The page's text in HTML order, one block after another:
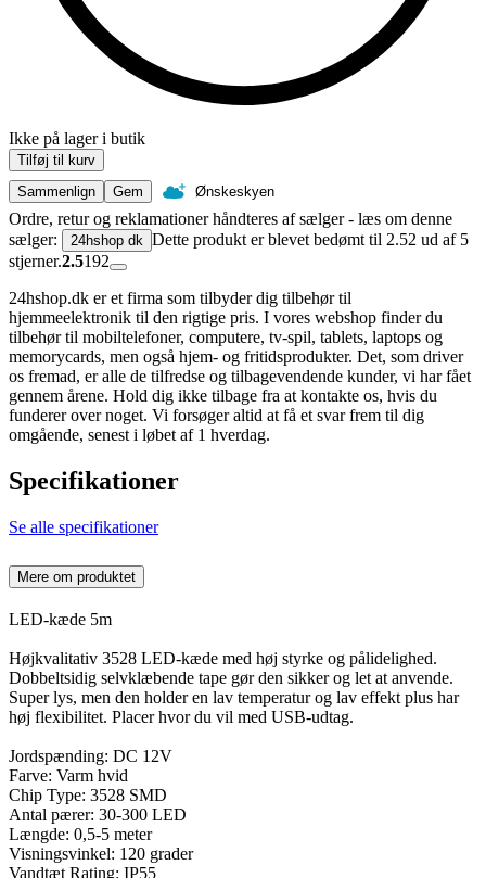
Ikke på lager i butik
Tilføj til kurv
Sammenlign
Gem Ønskeskyen
Ordre, retur og reklamationer håndteres af sælger - læs om denne
sælger:
24hshop dk Dette produkt er blevet bedømt til 2.52 ud af 5
stjerner.2.5192
24hshop.dk er et firma som tilbyder dig tilbehør til
hjemmeelektronik til den rigtige pris. I vores webshop finder du
tilbehør til mobiltelefoner, computere, tv-spil, tablets, laptops og
memorycards, men også hjem- og fritidsprodukter. Det, som driver
os fremad, er alle de tilfredse og tilbagevendende kunder, vi har fået
gennem årene. Hold dig ikke tilbage fra at kontakte os, hvis du
funderer over noget. Vi forsøger altid at få et svar frem til dig
omgående, senest i løbet af 1 hverdag.
Specifikationer
Se alle specifikationer
Mere om produktet
LED-kæde 5m
Højkvalitativ 3528 LED-kæde med høj styrke og pålidelighed.
Dobbeltsidig selvklæbende tape gør den sikker og let at anvende.
Super lys, men den holder en lav temperatur og lav effekt plus har
høj flexibilitet. Placer hvor du vil med USB-udtag.
Jordspænding: DC 12V
Farve: Varm hvid
Chip Type: 3528 SMD
Antal pærer: 30-300 LED
Længde: 0,5-5 meter
Visningsvinkel: 120 grader
Vandtæt Rating: IP55